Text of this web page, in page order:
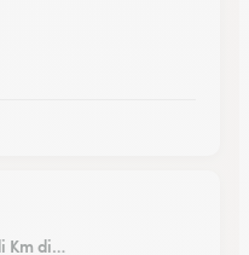
Km di…